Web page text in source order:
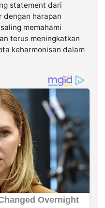
statement dari
dengan harapan
memahami
terus meningkatkan
keharmonisan dalam